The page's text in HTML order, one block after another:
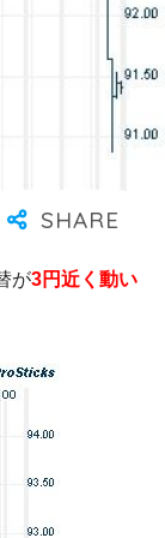
が3円近く動い